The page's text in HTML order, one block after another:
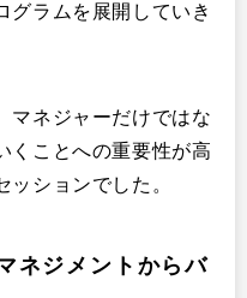
グラムを展開していき
マネジャーだけではな
くことへの重要性が高
ッションでした。
ネジメントからバ